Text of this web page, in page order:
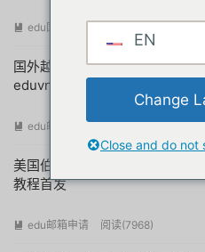
 edu国外优惠
国外越南胡志明市交通大学留学
eduvn教育邮箱
 edu邮箱申请 阅读(15658)
美国伯克利音乐学院edu校友教
教程首发
 edu邮箱申请 阅读(7968)
EN
Change
Close and do not